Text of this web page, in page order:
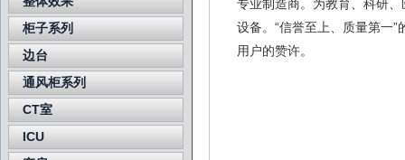
柜子系列
边台
通风柜系列
CT室
ICU
专业制造商。为教育、科研
设备。“信誉至上、质量第一
用户的赞许。